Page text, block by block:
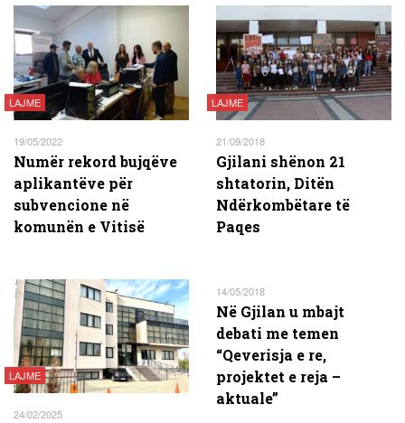
LAJME
19/05/2022
Numër rekord bujqëve
aplikantëve për
subvencione në
komunën e Vitisë
LAJME
21/09/2018
Gjilani shënon 21
shtatorin, Ditën
Ndërkombëtare të
Paqes
LAJME
24/02/2025
14/05/2018
Në Gjilan u mbajt
debati me temen
“Qeverisja e re,
projektet e reja –
aktuale”